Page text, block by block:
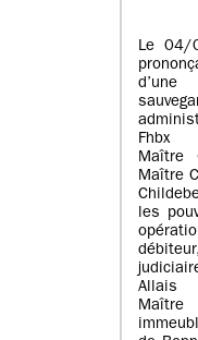
Le 04/
Fhbx
Maître
Maître
les
Allais